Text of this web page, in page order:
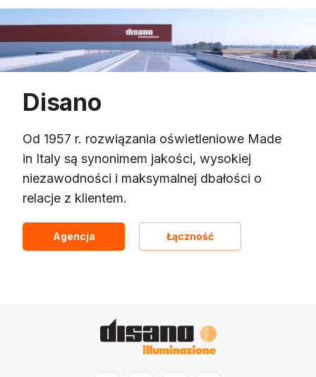
Disano
Od 1957 r. rozwiązania oświetleniowe Made
in Italy są synonimem jakości, wysokiej
niezawodności i maksymalnej dbałości o
relacje z klientem.
Agencja Łączność